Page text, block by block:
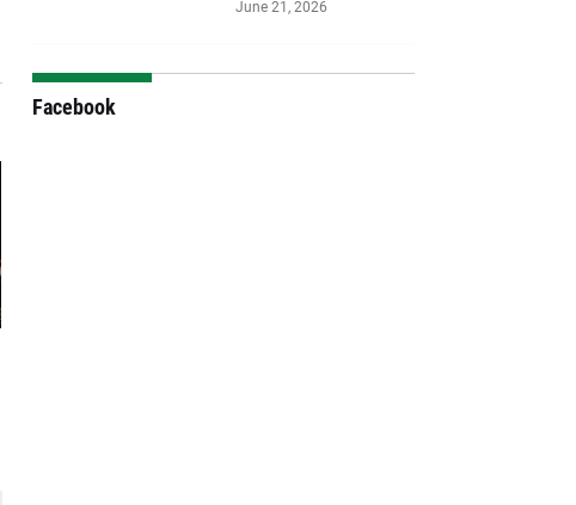
June 21, 2026
Facebook